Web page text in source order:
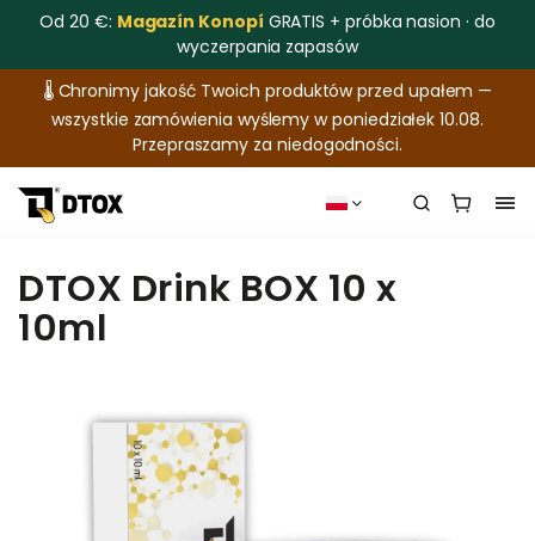
Od 20 €: Magazín Konopí GRATIS + próbka nasion · do
wyczerpania zapasów
🌡️ Chronimy jakość Twoich produktów przed upałem —
wszystkie zamówienia wyślemy w poniedziałek 10.08.
Przepraszamy za niedogodności.
DTOX Drink BOX 10 x
10ml